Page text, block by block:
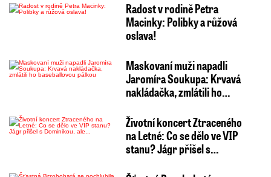
Radost v rodině Petra
Macinky: Polibky a růžová
oslava!
Maskovaní muži napadli
Jaromíra Soukupa: Krvavá
nakládačka, zmlátili ho…
Životní koncert Ztraceného
na Letné: Co se dělo ve VIP
stanu? Jágr přišel s…